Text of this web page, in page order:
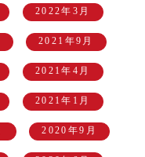
2022年3月
2021年9月
2021年4月
2021年1月
2020年9月